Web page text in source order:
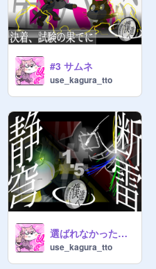
#3 サムネ
use_kagura_tto
選ばれなかった僕達へ #1.5 静穹断雷
use_kagura_tto